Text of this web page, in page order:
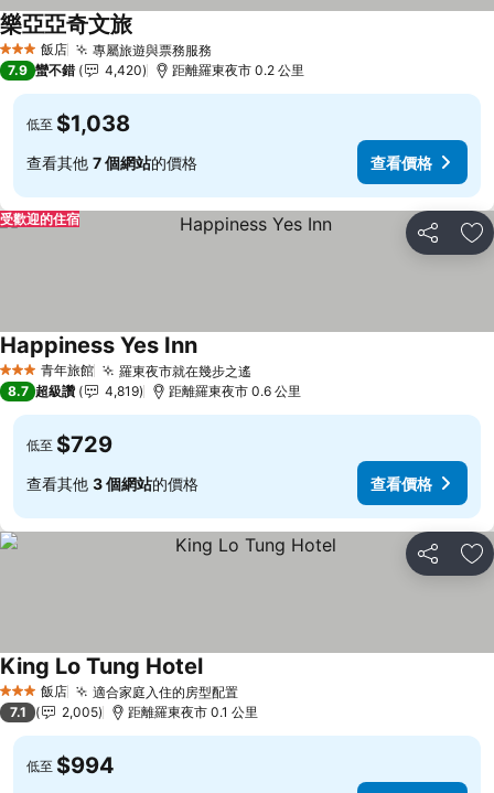
3 星級 飯店 專屬旅遊與票務服務
樂亞亞奇文旅
7.9 蠻不錯 4,420 距離羅東夜市 0.2 公里
低至 $1,038
查看其他 7 個網站的價格 查看價格
分享 加
受歡迎的住宿
3 星級 青年旅館 羅東夜市就在幾步之遙
Happiness Yes Inn
8.7 超級讚 4,819 距離羅東夜市 0.6 公里
低至 $729
查看其他 3 個網站的價格 查看價格
分享 加
3 星級 飯店 適合家庭入住的房型配置
King Lo Tung Hotel
7.1 2,005 距離羅東夜市 0.1 公里
低至 $994